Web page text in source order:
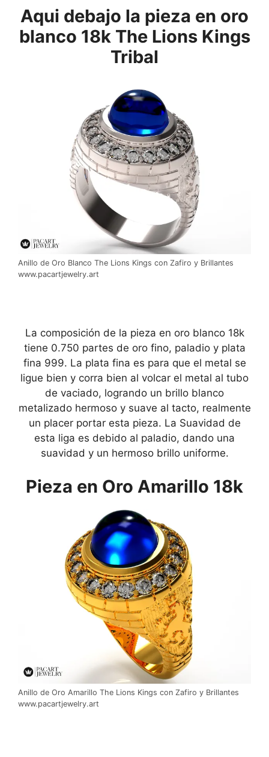
Aqui debajo la pieza en oro
blanco 18k The Lions Kings
Tribal
Anillo de Oro Blanco The Lions Kings con Zafiro y Brillantes
www.pacartjewelry.art
La composición de la pieza en oro blanco 18k
tiene 0.750 partes de oro fino, paladio y plata
fina 999. La plata fina es para que el metal se
ligue bien y corra bien al volcar el metal al tubo
de vaciado, logrando un brillo blanco
metalizado hermoso y suave al tacto, realmente
un placer portar esta pieza. La Suavidad de
esta liga es debido al paladio, dando una
suavidad y un hermoso brillo uniforme.
Pieza en Oro Amarillo 18k
Anillo de Oro Amarillo The Lions Kings con Zafiro y Brillantes
www.pacartjewelry.art